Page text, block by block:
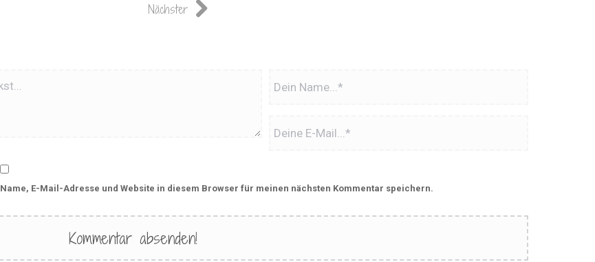
Nächster
Name, E-Mail-Adresse und Website in diesem Browser für meinen nächsten Kommentar speichern.